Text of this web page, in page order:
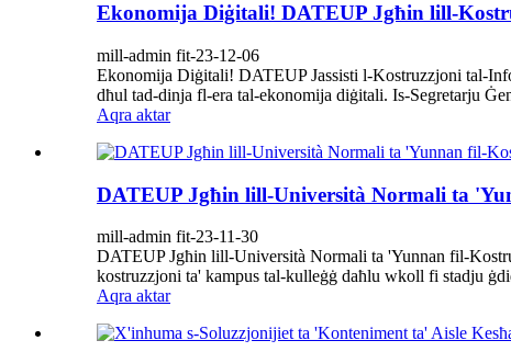
Ekonomija Diġitali! DATEUP Jgħin lill-
mill-admin fit-23-12-06
Ekonomija Diġitali! DATEUP Jassisti l-Kostruzzjoni tal-
dħul tad-dinja fl-era tal-ekonomija diġitali. Is-Segretarju
Aqra aktar
DATEUP Jgħin lill-Università Normali ta
mill-admin fit-23-11-30
DATEUP Jgħin lill-Università Normali ta 'Yunnan fil-
kostruzzjoni ta' kampus tal-kulleġġ daħlu wkoll fi stadju
Aqra aktar